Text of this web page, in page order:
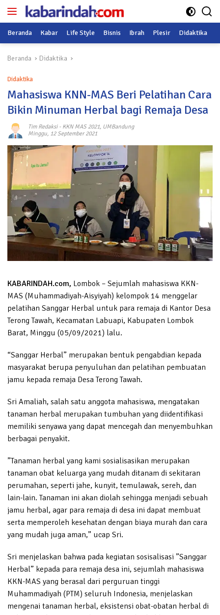
Langsung
Beranda Kabar Life Style Bisnis Ibrah Plesir Didaktika
Beranda Didaktika
Didaktika
Mahasiswa KNN-MAS Beri Pelatihan Cara
Bikin Minuman Herbal bagi Remaja Desa
Tim Redaksi- KKN MAS 2021, UMBandung
Minggu, 12 September 2021
KABARINDAH.com, Lombok – Sejumlah mahasiswa KKN-
MAS (Muhammadiyah-Aisyiyah) kelompok 14 menggelar
pelatihan Sanggar Herbal untuk para remaja di Kantor Desa
Terong Tawah, Kecamatan Labuapi, Kabupaten Lombok
Barat, Minggu (05/09/2021) lalu.
“Sanggar Herbal” merupakan bentuk pengabdian kepada
masyarakat berupa penyuluhan dan pelatihan pembuatan
jamu kepada remaja Desa Terong Tawah.
Sri Amaliah, salah satu anggota mahasiswa, mengatakan
tanaman herbal merupakan tumbuhan yang diidentifikasi
memiliki senyawa yang dapat mencegah dan menyembuhkan
berbagai penyakit.
”Tanaman herbal yang kami sosialisasikan merupakan
tanaman obat keluarga yang mudah ditanam di sekitaran
perumahan, seperti jahe, kunyit, temulawak, sereh, dan
lain-lain. Tanaman ini akan diolah sehingga menjadi sebuah
jamu herbal, agar para remaja di desa ini dapat membuat
serta memperoleh kesehatan dengan biaya murah dan cara
yang mudah juga aman,” ucap Sri.
Sri menjelaskan bahwa pada kegiatan sosisalisasi ”Sanggar
Herbal” kepada para remaja desa ini, sejumlah mahasiswa
KKN-MAS yang berasal dari perguruan tinggi
Muhammadiyah (PTM) seluruh Indonesia, menjelaskan
mengenai tanaman herbal, eksistensi obat-obatan herbal di